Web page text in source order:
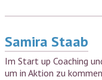
Samira Staab
Im Start up Coaching
um in Aktion zu kommen